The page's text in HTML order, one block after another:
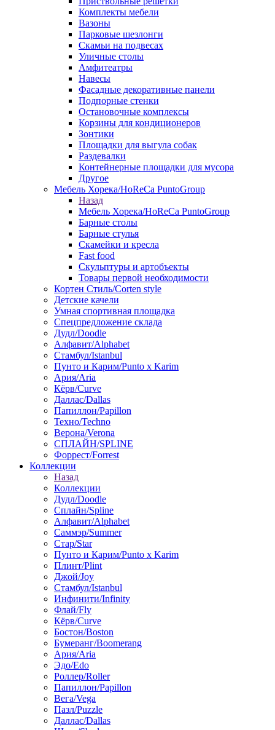
Комплекты мебели
Вазоны
Парковые шезлонги
Скамьи на подвесах
Уличные столы
Амфитеатры
Навесы
Фасадные декоративные панели
Подпорные стенки
Остановочные комплексы
Корзины для кондиционеров
Зонтики
Площадки для выгула собак
Раздевалки
Контейнерные площадки для мусора
Другое
Мебель Хорека/HoReCa PuntoGroup
Назад
Мебель Хорека/HoReCa PuntoGroup
Барные столы
Барные стулья
Скамейки и кресла
Fast food
Скульптуры и артобъекты
Товары первой необходимости
Кортен Стиль/Corten style
Детские качели
Умная спортивная площадка
Спецпредложение склада
Дудл/Doodle
Алфавит/Alphabet
Стамбул/Istanbul
Пунто и Карим/Punto x Karim
Ария/Aria
Кёрв/Curve
Даллас/Dallas
Папиллон/Papillon
Техно/Techno
Верона/Verona
СПЛАЙН/SPLINE
Форрест/Forrest
Коллекции
Назад
Коллекции
Дудл/Doodle
Сплайн/Spline
Алфавит/Alphabet
Саммэр/Summer
Стар/Star
Пунто и Карим/Punto x Karim
Плинт/Plint
Джой/Joy
Стамбул/Istanbul
Инфинити/Infinity
Флай/Fly
Кёрв/Curve
Бостон/Boston
Бумеранг/Boomerang
Ария/Aria
Эдо/Edo
Роллер/Roller
Папиллон/Papillon
Вега/Vega
Пазл/Puzzle
Даллас/Dallas